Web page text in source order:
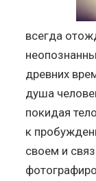
всегда
древних
душа
покидая
к
своем и